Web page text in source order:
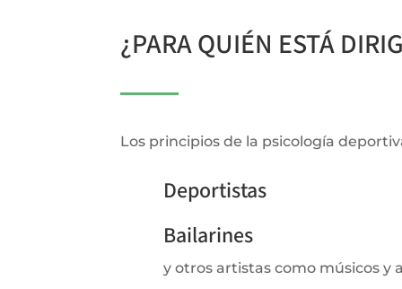
¿PARA QUIÉN ESTÁ
Los principios de la psicología
Deportistas
Bailarines
y otros artistas como músicos y